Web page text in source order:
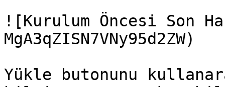
![Kurulum Öncesi Son
MgA3qZISN7VNy95d2ZW)
Yükle butonunu